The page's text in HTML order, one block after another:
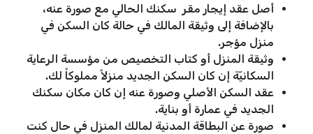
أصل عقد إيجار مقر سكنك الحالي مع صورة عنه،
بالإضافة إلى وثيقة المالك في حالة كان السكن في
منزل مؤجر.
وثيقة المنزل أو كتاب التخصيص من مؤسسة الرعاية
السكانيّة إن كان السكن الجديد منزلاً مملوكاً لك.
عقد السكن الأصلي وصورة عنه إن كان مكان سكنك
الجديد في عمارة أو بناية.
صورة عن البطاقة المدنية لمالك المنزل في حال كنت